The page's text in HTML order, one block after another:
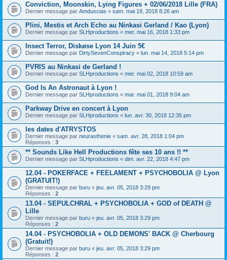
Conviction, Moonskin, Lying Figures + 02/06/2018 Lille (FRA)
Dernier message par Amduscias « sam. mai 19, 2018 8:26 am
Plini, Mestis et Arch Echo au Ninkasi Gerland / Kao (Lyon)
Dernier message par SLHproductions « mer. mai 16, 2018 1:33 pm
Insect Terror, Diskøse Lyon 14 Juin 5€
Dernier message par DirtySevenConspiracy « lun. mai 14, 2018 5:14 pm
PVRIS au Ninkasi de Gerland !
Dernier message par SLHproductions « mer. mai 02, 2018 10:59 am
God Is An Astronaut à Lyon !
Dernier message par SLHproductions « mar. mai 01, 2018 9:04 am
Parkway Drive en concert à Lyon
Dernier message par SLHproductions « lun. avr. 30, 2018 12:35 pm
les dates d'ATRYSTOS
Dernier message par neurasthenie « sam. avr. 28, 2018 1:04 pm
Réponses : 3
** Sounds Like Hell Productions fête ses 10 ans !! **
Dernier message par SLHproductions « dim. avr. 22, 2018 4:47 pm
12.04 - POKERFACE + FEELAMENT + PSYCHOBOLIA @ Lyon
(GRATUIT!)
Dernier message par buru « jeu. avr. 05, 2018 3:29 pm
Réponses : 2
13.04 - SEPULCHRAL + PSYCHOBOLIA + GOD of DEATH @
Lille
Dernier message par buru « jeu. avr. 05, 2018 3:29 pm
Réponses : 2
14.04 - PSYCHOBOLIA + OLD DEMONS' BACK @ Cherbourg
(Gratuit!)
Dernier message par buru « jeu. avr. 05, 2018 3:29 pm
Réponses : 2